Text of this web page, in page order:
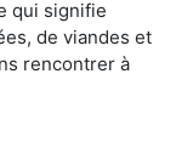
qui signifie
de viandes et
rencontrer à